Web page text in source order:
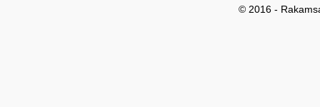
© 2016 -